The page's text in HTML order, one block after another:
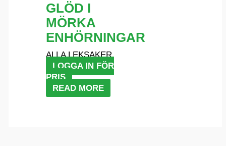
GLÖD I
MÖRKA
ENHÖRNINGAR
ALLA LEKSAKER
LOGGA IN FÖR
PRIS
READ MORE